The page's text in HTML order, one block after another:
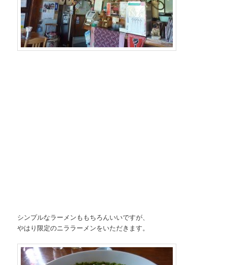
シンプルなラーメンももちろんいいですが、
やはり限定のニララーメンをいただきます。